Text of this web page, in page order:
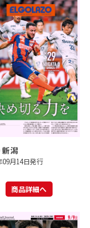
潟
09月14日発行
商品詳細へ